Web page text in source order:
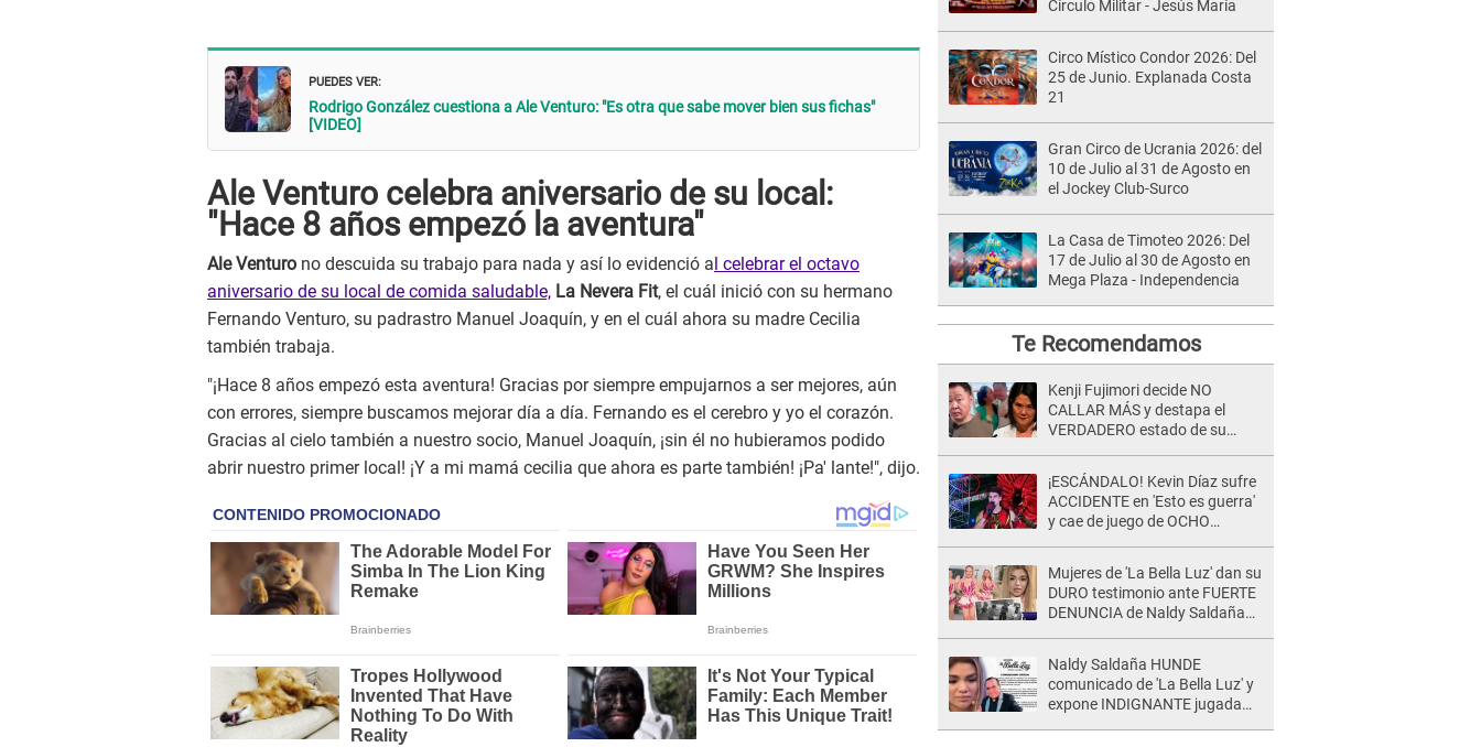
PUEDES VER:
Rodrigo González cuestiona a Ale Venturo: "Es otra que sabe mover bien sus fichas"
[VIDEO]
Ale Venturo celebra aniversario de su local:
"Hace 8 años empezó la aventura"
Ale Venturo no descuida su trabajo para nada y así lo evidenció al celebrar el octavo
aniversario de su local de comida saludable, La Nevera Fit, el cuál inició con su hermano
Fernando Venturo, su padrastro Manuel Joaquín, y en el cuál ahora su madre Cecilia
también trabaja.
"¡Hace 8 años empezó esta aventura! Gracias por siempre empujarnos a ser mejores, aún
con errores, siempre buscamos mejorar día a día. Fernando es el cerebro y yo el corazón.
Gracias al cielo también a nuestro socio, Manuel Joaquín, ¡sin él no hubieramos podido
abrir nuestro primer local! ¡Y a mi mamá cecilia que ahora es parte también! ¡Pa' lante!", dijo.
Círculo Militar - Jesús María
Circo Místico Condor 2026: Del
25 de Junio. Explanada Costa
21
Gran Circo de Ucrania 2026: del
10 de Julio al 31 de Agosto en
el Jockey Club-Surco
La Casa de Timoteo 2026: Del
17 de Julio al 30 de Agosto en
Mega Plaza - Independencia
Te Recomendamos
Kenji Fujimori decide NO
CALLAR MÁS y destapa el
VERDADERO estado de su
Fujimori: "Mi familia es Érika, mi
suegra..."
¡ESCÁNDALO! Kevin Díaz sufre
ACCIDENTE en 'Esto es guerra'
y cae de juego de OCHO
Mujeres de 'La Bella Luz' dan su
DURO testimonio ante FUERTE
DENUNCIA de Naldy Saldaña
Naldy Saldaña HUNDE
comunicado de 'La Bella Luz' y
expone INDIGNANTE jugada